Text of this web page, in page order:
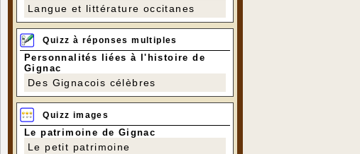
Langue et littérature occitanes
Quizz à réponses multiples
Personnalités liées à l'histoire de
Gignac
Des Gignacois célèbres
Quizz images
Le patrimoine de Gignac
Le petit patrimoine